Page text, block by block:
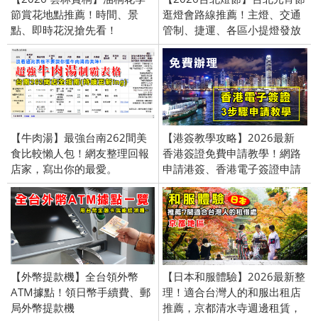
節賞花地點推薦！時間、景
點、即時花況搶先看！
逛燈會路線推薦！主燈、交通
管制、捷運、各區小提燈發放
時間
【牛肉湯】最強台南262間美
食比較懶人包！網友整理回報
店家，寫出你的最愛。
【港簽教學攻略】2026最新
香港簽證免費申請教學！網路
申請港簽、香港電子簽證申請
教學、3步驟快速填完、免辦台
胞證
【外幣提款機】全台領外幣
ATM據點！領日幣手續費、郵
局外幣提款機
【日本和服體驗】2026最新整
理！適合台灣人的和服出租店
推薦，京都清水寺週邊租賃，